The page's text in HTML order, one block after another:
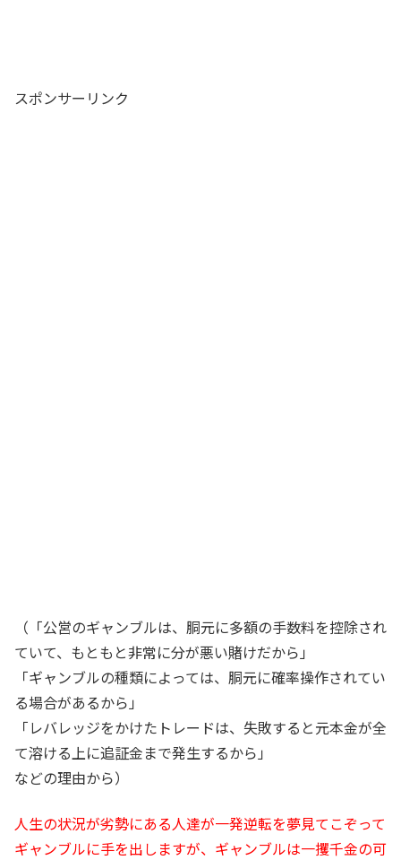
スポンサーリンク
（「公営のギャンブルは、胴元に多額の手数料を控除され
ていて、もともと非常に分が悪い賭けだから」
「ギャンブルの種類によっては、胴元に確率操作されてい
る場合があるから」
「レバレッジをかけたトレードは、失敗すると元本金が全
て溶ける上に追証金まで発生するから」
などの理由から）
人生の状況が劣勢にある人達が一発逆転を夢見てこぞって
ギャンブルに手を出しますが、ギャンブルは一攫千金の可